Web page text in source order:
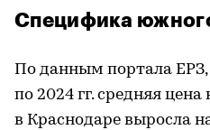
Специфика
По данным портала ЕРЗ,
по 2024 гг. средняя
в Краснодаре выросла